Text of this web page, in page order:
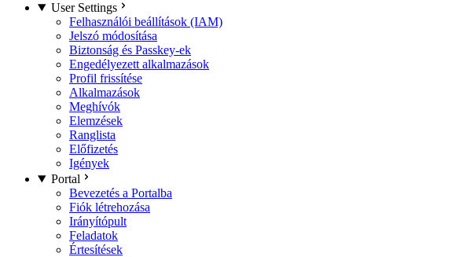
User Settings
Felhasználói beállítások (IAM)
Jelszó módosítása
Biztonság és Passkey-ek
Engedélyezett alkalmazások
Profil frissítése
Alkalmazások
Meghívók
Elemzések
Ranglista
Előfizetés
Igények
Portal
Bevezetés a Portalba
Fiók létrehozása
Irányítópult
Feladatok
Értesítések